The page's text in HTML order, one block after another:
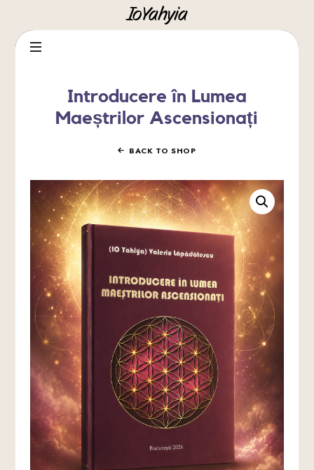
IoYahyia
IoYahyia
Introducere în Lumea
Maeștrilor Ascensionați
BACK TO SHOP